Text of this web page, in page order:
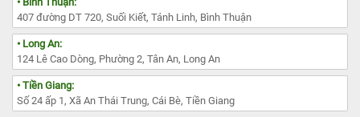
407 đường DT 720, Suối Kiết, Tánh Linh, Bình Thuận
• Long An:
124 Lê Cao Dòng, Phường 2, Tân An, Long An
• Tiền Giang:
Số 24 ấp 1, Xã An Thái Trung, Cái Bè, Tiền Giang